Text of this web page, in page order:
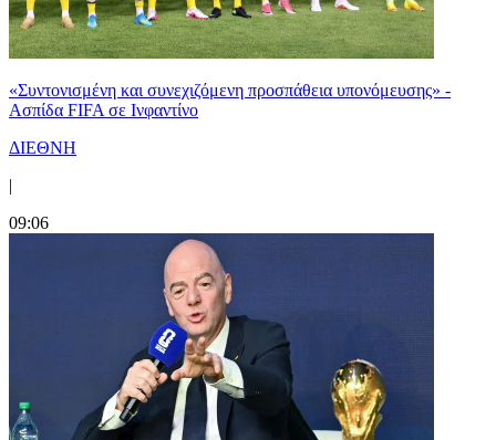
«Συντονισμένη και συνεχιζόμενη προσπάθεια υπονόμευσης» -
Ασπίδα FIFA σε Ινφαντίνο
ΔΙΕΘΝΗ
|
09:06